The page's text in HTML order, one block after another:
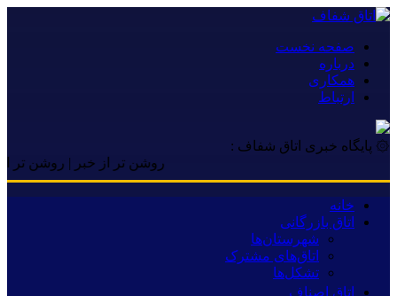
صفحه نخست
درباره
همکاری
ارتباط
۞ پایگاه خبری اتاق شفاف :
روشن تر از خبر | روشن تر از
خانه
اتاق بازرگانی
شهرستان‌ها
اتاق‌های مشترک
تشکل‌ها
اتاق اصناف